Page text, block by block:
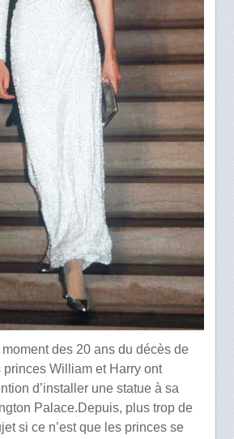
moment des 20 ans du décès de
princes William et Harry ont
d’installer une statue à sa
Palace.Depuis, plus trop de
si ce n’est que les princes se